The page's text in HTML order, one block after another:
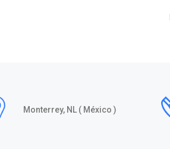
Monterrey, NL ( México )